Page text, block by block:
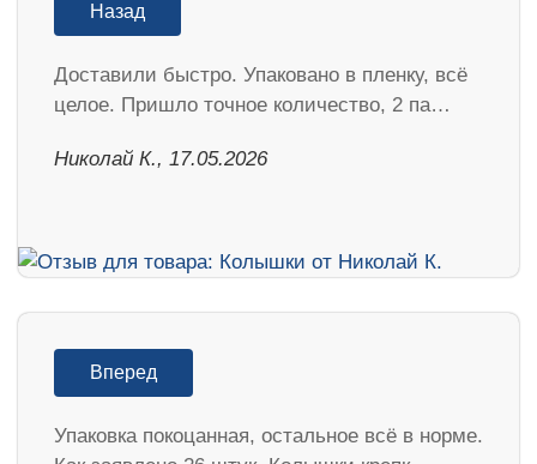
Назад
Доставили быстро. Упаковано в пленку, всё
целое. Пришло точное количество, 2 па…
Николай К., 17.05.2026
Вперед
Упаковка покоцанная, остальное всё в норме.